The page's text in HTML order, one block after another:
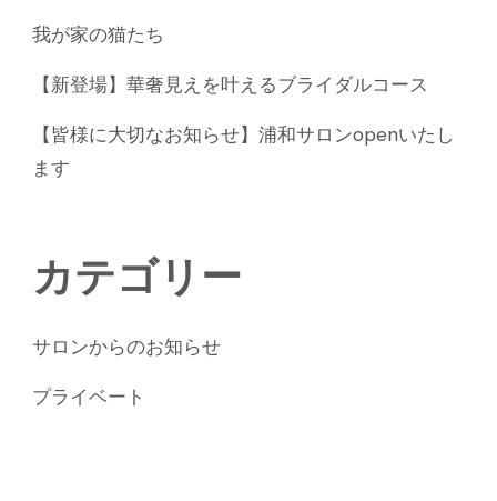
我が家の猫たち
【新登場】華奢見えを叶えるブライダルコース
【皆様に大切なお知らせ】浦和サロンopenいたし
ます
カテゴリー
サロンからのお知らせ
プライベート